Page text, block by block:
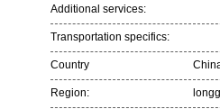
Additional services:
Transportation specifics:
Country
Region: